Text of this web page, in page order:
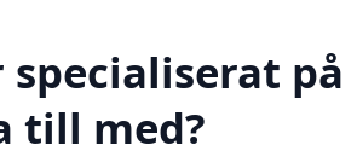
på
till med?